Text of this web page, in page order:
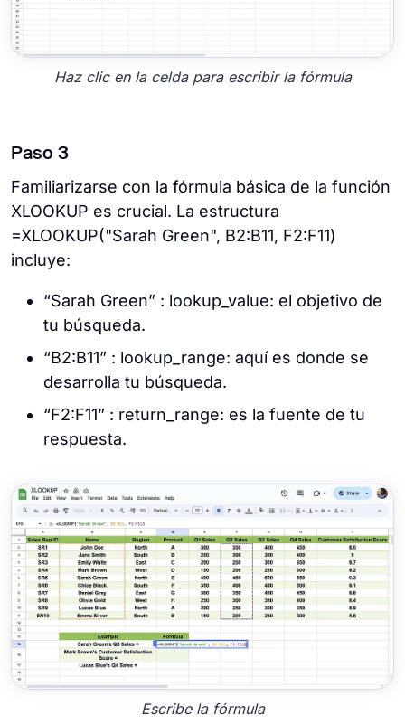
Haz clic en la celda para escribir la fórmula
Paso 3
Familiarizarse con la fórmula básica de la función
XLOOKUP es crucial. La estructura
=XLOOKUP("Sarah Green", B2:B11, F2:F11)
incluye:
“Sarah Green” : lookup_value: el objetivo de
tu búsqueda.
“B2:B11” : lookup_range: aquí es donde se
desarrolla tu búsqueda.
“F2:F11” : return_range: es la fuente de tu
respuesta.
Escribe la fórmula